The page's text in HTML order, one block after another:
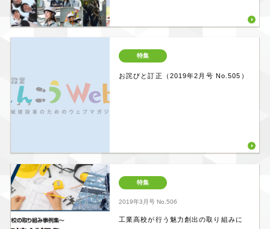
特集
お詫びと訂正（2019年2月号 No.505）
特集
2019年3月号No.506
工業高校が行う魅力創出の取り組みに